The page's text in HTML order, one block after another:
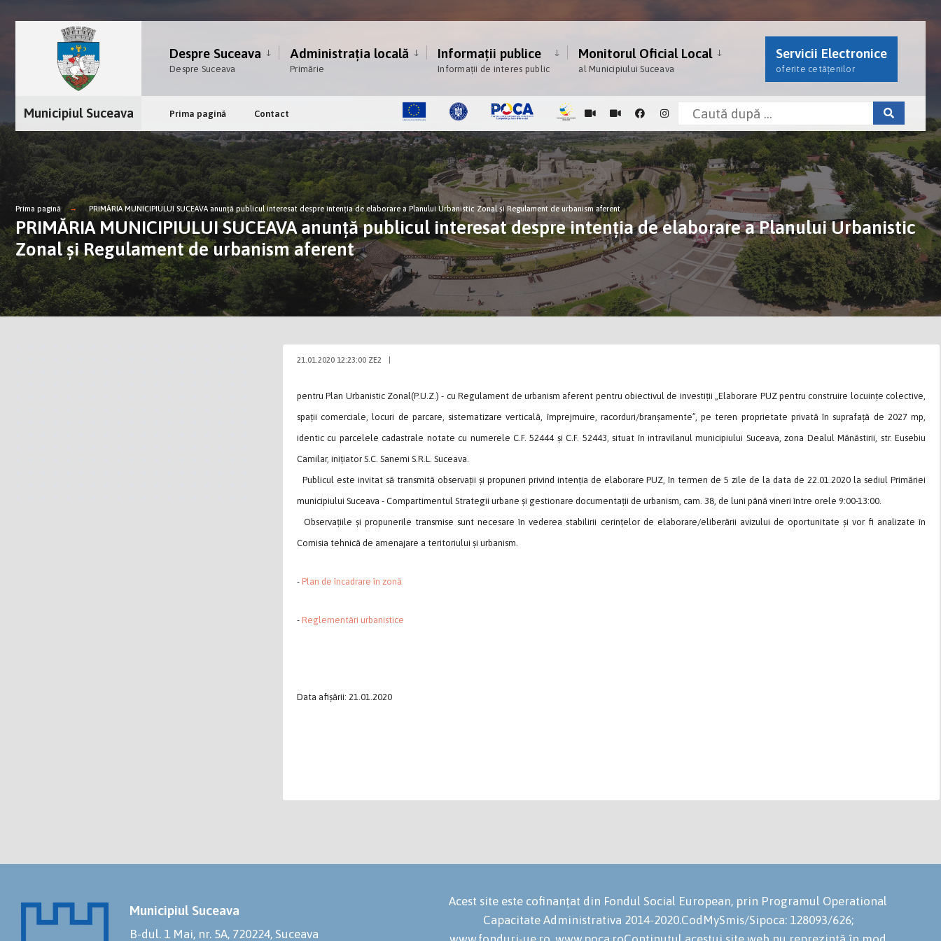
Despre Suceava
Despre Suceava
Administrația locală
Primărie
Informații publice
Informații de interes public
Monitorul Oficial Local
al Municipiului Suceava
Servicii Electronice
oferite cetățenilor
Municipiul Suceava Prima pagină Contact
Prima pagină PRIMĂRIA MUNICIPIULUI SUCEAVA anunţă publicul interesat despre intenţia de elaborare a Planului Urbanistic Zonal și Regulament de urbanism aferent
PRIMĂRIA MUNICIPIULUI SUCEAVA anunţă publicul interesat despre intenţia de elaborare a Planului Urbanistic
Zonal și Regulament de urbanism aferent
21.01.2020 12:23:00 ZE2
pentru Plan Urbanistic Zonal(P.U.Z.) - cu Regulament de urbanism aferent pentru obiectivul de investiții „Elaborare PUZ pentru construire locuințe colective,
spații comerciale, locuri de parcare, sistematizare verticală, împrejmuire, racorduri/branșamente”, pe teren proprietate privată în suprafață de 2027 mp,
identic cu parcelele cadastrale notate cu numerele C.F. 52444 și C.F. 52443, situat în intravilanul municipiului Suceava, zona Dealul Mănăstirii, str. Eusebiu
Camilar, inițiator S.C. Sanemi S.R.L. Suceava.
Publicul este invitat să transmită observații și propuneri privind intenția de elaborare PUZ, în termen de 5 zile de la data de 22.01.2020 la sediul Primăriei
municipiului Suceava - Compartimentul Strategii urbane și gestionare documentații de urbanism, cam. 38, de luni până vineri între orele 9:00-13:00.
Observațiile și propunerile transmise sunt necesare în vederea stabilirii cerințelor de elaborare/eliberării avizului de oportunitate și vor fi analizate în
Comisia tehnică de amenajare a teritoriului și urbanism.
- Plan de încadrare în zonă
- Reglementări urbanistice
Data afișării: 21.01.2020
Municipiul Suceava
B-dul. 1 Mai, nr. 5A, 720224, Suceava
Acest site este cofinanțat din Fondul Social European, prin Programul Operational
Capacitate Administrativa 2014-2020.CodMySmis/Sipoca: 128093/626;